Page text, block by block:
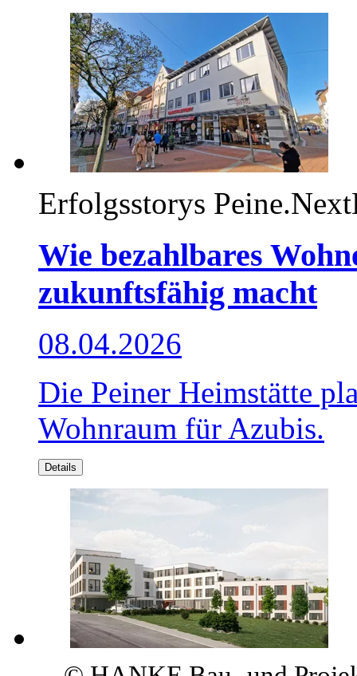
Erfolgsstorys
Wie bezahlbares
zukunftsfähig macht
08.04.2026
Die Peiner Heimstätte
Wohnraum für Azubis.
Details